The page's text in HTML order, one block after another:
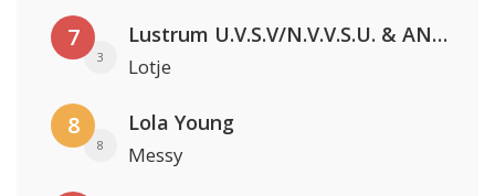
7
3
Lustrum U.V.S.V/N.V.V.S.U. & ANNO ONS & Jopke van Dobbenburgh & Roeland Beelen
Lotje
8
8
Lola Young
Messy